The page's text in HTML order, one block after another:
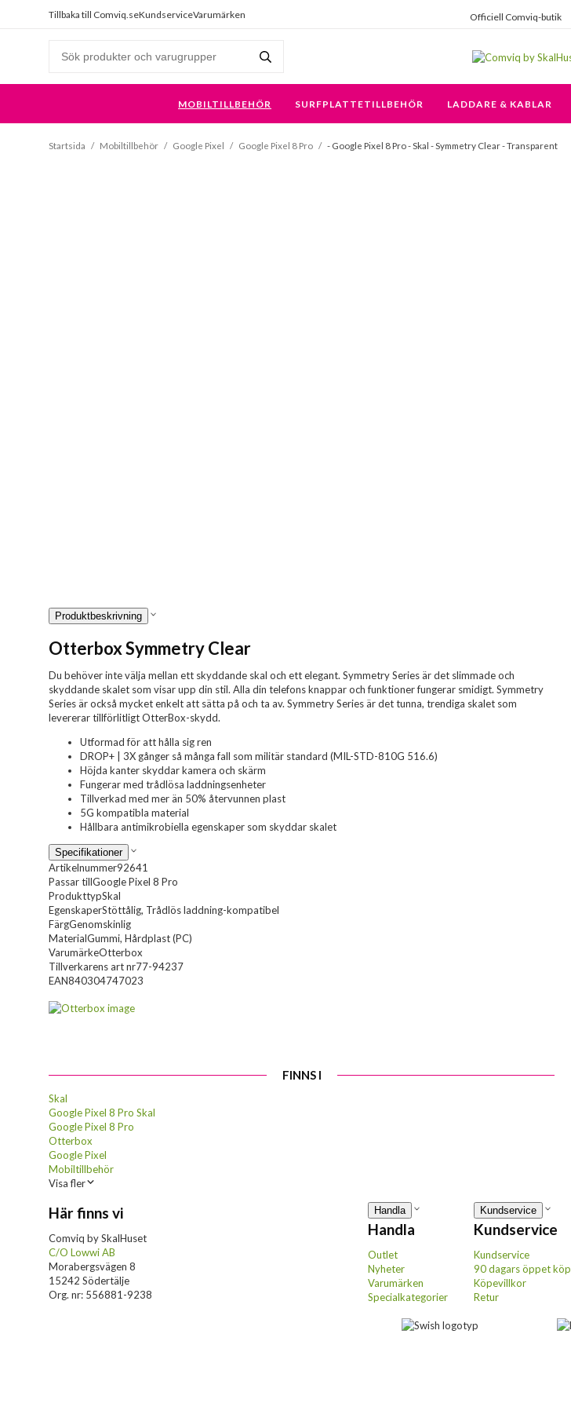
Tillbaka till Comviq.seKundserviceVarumärken Officiell Comviq-butik
MOBILTILLBEHÖR SURFPLATTETILLBEHÖR LADDARE & KABLAR
Startsida / Mobiltillbehör / Google Pixel / Google Pixel 8 Pro / - Google Pixel 8 Pro - Skal - Symmetry Clear - Transparent
Produktbeskrivning
Otterbox Symmetry Clear
Du behöver inte välja mellan ett skyddande skal och ett elegant. Symmetry Series är det slimmade och
skyddande skalet som visar upp din stil. Alla din telefons knappar och funktioner fungerar smidigt. Symmetry
Series är också mycket enkelt att sätta på och ta av. Symmetry Series är det tunna, trendiga skalet som
levererar tillförlitligt OtterBox-skydd.
Utformad för att hålla sig ren
DROP+ | 3X gånger så många fall som militär standard (MIL-STD-810G 516.6)
Höjda kanter skyddar kamera och skärm
Fungerar med trådlösa laddningsenheter
Tillverkad med mer än 50% återvunnen plast
5G kompatibla material
Hållbara antimikrobiella egenskaper som skyddar skalet
Specifikationer
Artikelnummer92641
Passar tillGoogle Pixel 8 Pro
ProdukttypSkal
EgenskaperStöttålig, Trådlös laddning-kompatibel
FärgGenomskinlig
MaterialGummi, Hårdplast (PC)
VarumärkeOtterbox
Tillverkarens art nr77-94237
EAN840304747023
FINNS I
Skal
Google Pixel 8 Pro Skal
Google Pixel 8 Pro
Otterbox
Google Pixel
Mobiltillbehör
Visa fler
Här finns vi
Comviq by SkalHuset
C/O Lowwi AB
Morabergsvägen 8
15242 Södertälje
Org. nr: 556881-9238
Handla
Handla
Outlet
Nyheter
Varumärken
Specialkategorier
Kundservice
Kundservice
Kundservice
90 dagars öppet köp
Köpevillkor
Retur